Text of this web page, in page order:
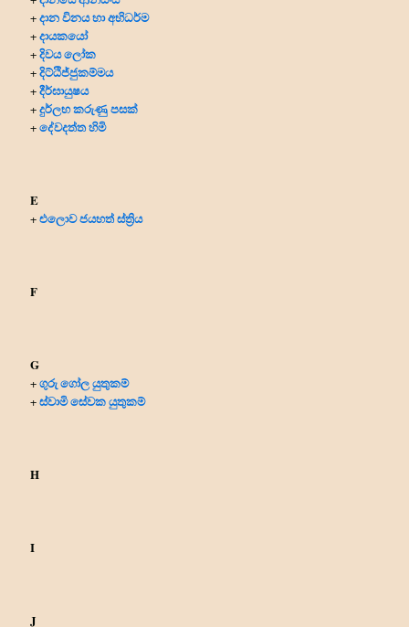
+දාන විනය හා අභිධර්ම
+දායකයෝ
+දිවය ලෝක
+දිට්ඨිජ්ජුකම්මය
+දීර්ඝායුෂය
+දුර්ලභ කරුණු පසක්
+දේවදත්ත හිමි
E
+එලොව ජයහත් ස්ත්‍රිය
F
G
+ගුරු ගෝල යුතුකම්
+ස්වාමි සේවක යුතුකම්
H
I
J